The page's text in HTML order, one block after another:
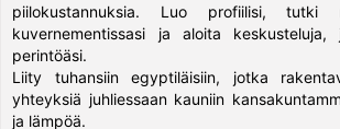
piilokustannuksia. Luo profiilisi, tutki
kuvernementissasi ja aloita keskusteluja,
perintöäsi.
Liity tuhansiin egyptiläisiin, jotka
yhteyksiä juhliessaan kauniin
ja lämpöä.